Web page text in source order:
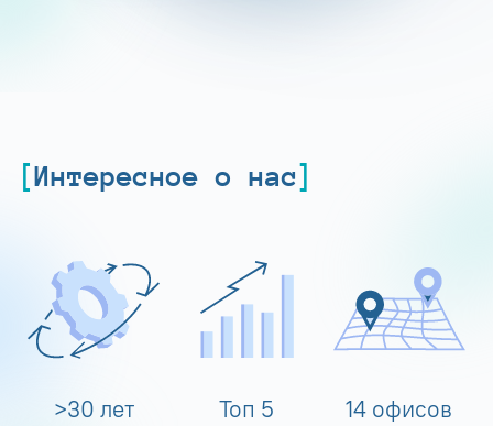
Интересное о нас
>30 лет Топ 5 14 офисов